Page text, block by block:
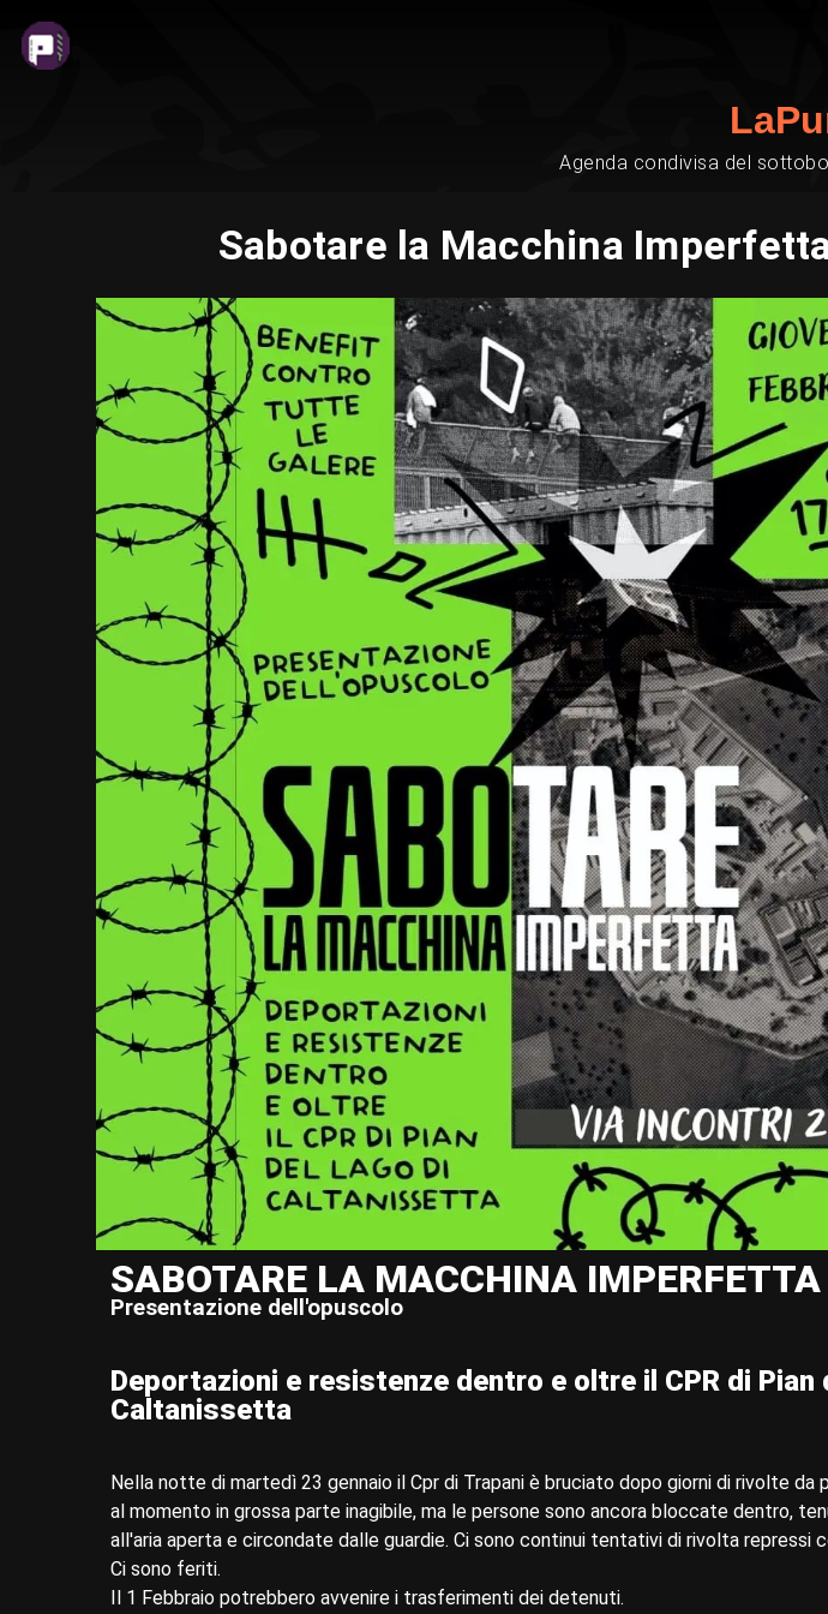
Agenda condivisa del
Sabotare la Macchina
SABOTARE LA MACCHINA IMPERFETTA
Presentazione dell'opuscolo
Deportazioni e resistenze dentro e oltre il CPR di Pian
Caltanissetta
Nella notte di martedì 23 gennaio il Cpr di Trapani è bruciato dopo giorni di rivolte da
al momento in grossa parte inagibile, ma le persone sono ancora bloccate dentro,
all'aria aperta e circondate dalle guardie. Ci sono continui tentativi di rivolta repressi
Ci sono feriti.
Il 1 Febbraio potrebbero avvenire i trasferimenti dei detenuti.